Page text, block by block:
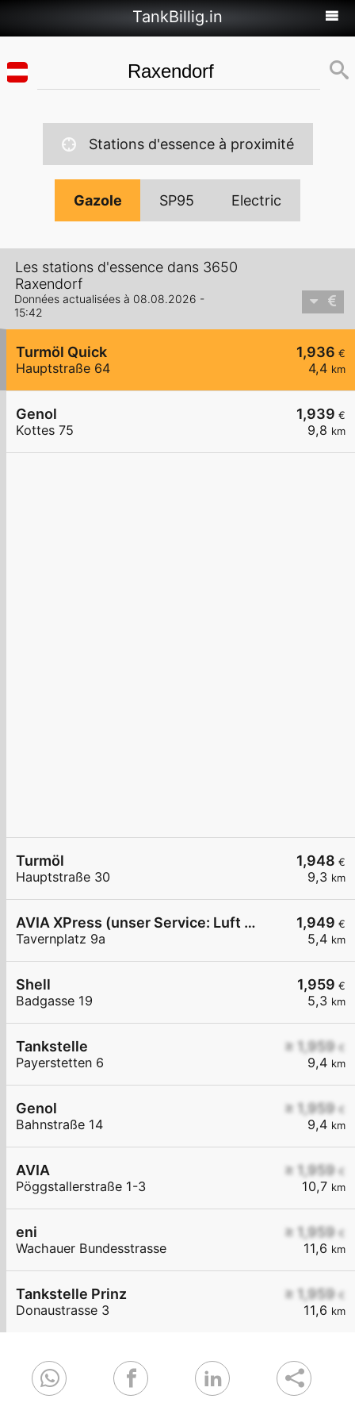
TankBillig.in
Stations d'essence à proximité
Gazole SP95 Electric
Les stations d'essence dans 3650
Raxendorf
Données actualisées à 08.08.2026 -
15:42
1,936 €
4,4 km
Turmöl Quick
Hauptstraße 64
1,939 €
9,8 km
Genol
Kottes 75
1,948 €
9,3 km
Turmöl
Hauptstraße 30
1,949 €
5,4 km
AVIA XPress (unser Service: Luft und Wasser)
Tavernplatz 9a
1,959 €
5,3 km
Shell
Badgasse 19
≥ 1,959 €
9,4 km
Tankstelle
Payerstetten 6
≥ 1,959 €
9,4 km
Genol
Bahnstraße 14
≥ 1,959 €
10,7 km
AVIA
Pöggstallerstraße 1-3
≥ 1,959 €
11,6 km
eni
Wachauer Bundesstrasse
≥ 1,959 €
11,6 km
Tankstelle Prinz
Donaustrasse 3